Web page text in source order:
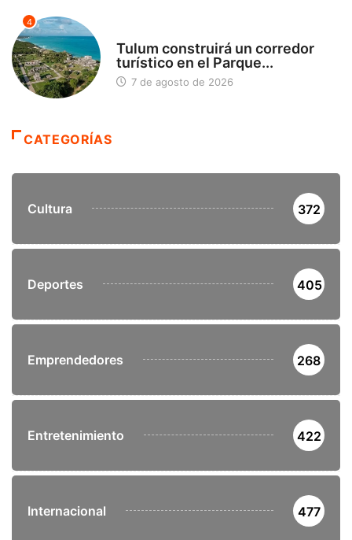
4
Tulum construirá un corredor
turístico en el Parque...
7 de agosto de 2026
CATEGORÍAS
Cultura 372
Deportes 405
Emprendedores 268
Entretenimiento 422
Internacional 477